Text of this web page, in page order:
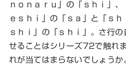
ｎｏｎａｒｕ」の「ｓｈｉ」
ｅｓｈｉ」の「ｓａ」と「ｓｈ
ｓｈｉ」の「ｓｈｉ」。さ行
せることはシリーズ72で触れ
れが当てはまらないでしょうか